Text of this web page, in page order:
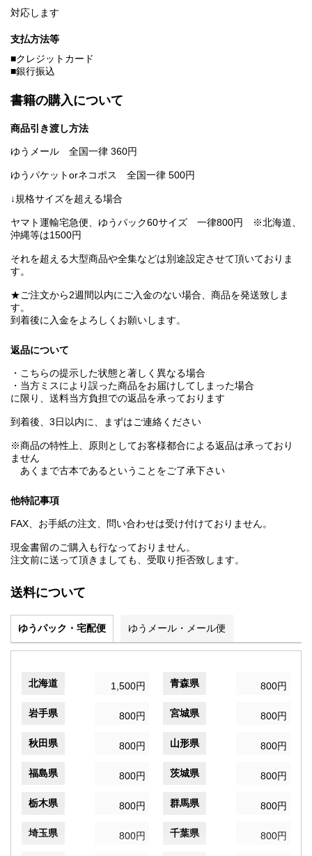
対応します
支払方法等
■クレジットカード
■銀行振込
書籍の購入について
商品引き渡し方法
ゆうメール 全国一律 360円
ゆうパケットorネコポス 全国一律 500円
↓規格サイズを超える場合
ヤマト運輸宅急便、ゆうパック60サイズ 一律800円 ※北海道、
沖縄等は1500円
それを超える大型商品や全集などは別途設定させて頂いておりま
す。
★ご注文から2週間以内にご入金のない場合、商品を発送致しま
す。
到着後に入金をよろしくお願いします。
返品について
・こちらの提示した状態と著しく異なる場合
・当方ミスにより誤った商品をお届けしてしまった場合
に限り、送料当方負担での返品を承っております
到着後、3日以内に、まずはご連絡ください
※商品の特性上、原則としてお客様都合による返品は承っており
ません
あくまで古本であるということをご了承下さい
他特記事項
FAX、お手紙の注文、問い合わせは受け付けておりません。
現金書留のご購入も行なっておりません。
注文前に送って頂きましても、受取り拒否致します。
送料について
ゆうパック・宅配便 ゆうメール・メール便
北海道 1,500円 青森県 800円
岩手県 800円 宮城県 800円
秋田県 800円 山形県 800円
福島県 800円 茨城県 800円
栃木県 800円 群馬県 800円
埼玉県 800円 千葉県 800円